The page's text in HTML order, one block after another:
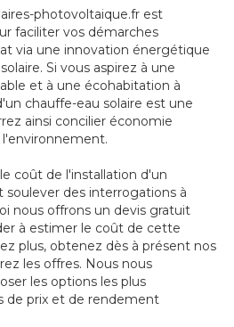
photovoltaique.fr est
faciliter vos démarches
via une innovation énergétique
Si vous aspirez à une
et à une écohabitation à
chauffe-eau solaire est une
ainsi concilier économie
coût de l'installation d'un
soulever des interrogations à
nous offrons un devis gratuit
à estimer le coût de cette
plus, obtenez dès à présent nos
les offres. Nous nous
les options les plus
de prix et de rendement